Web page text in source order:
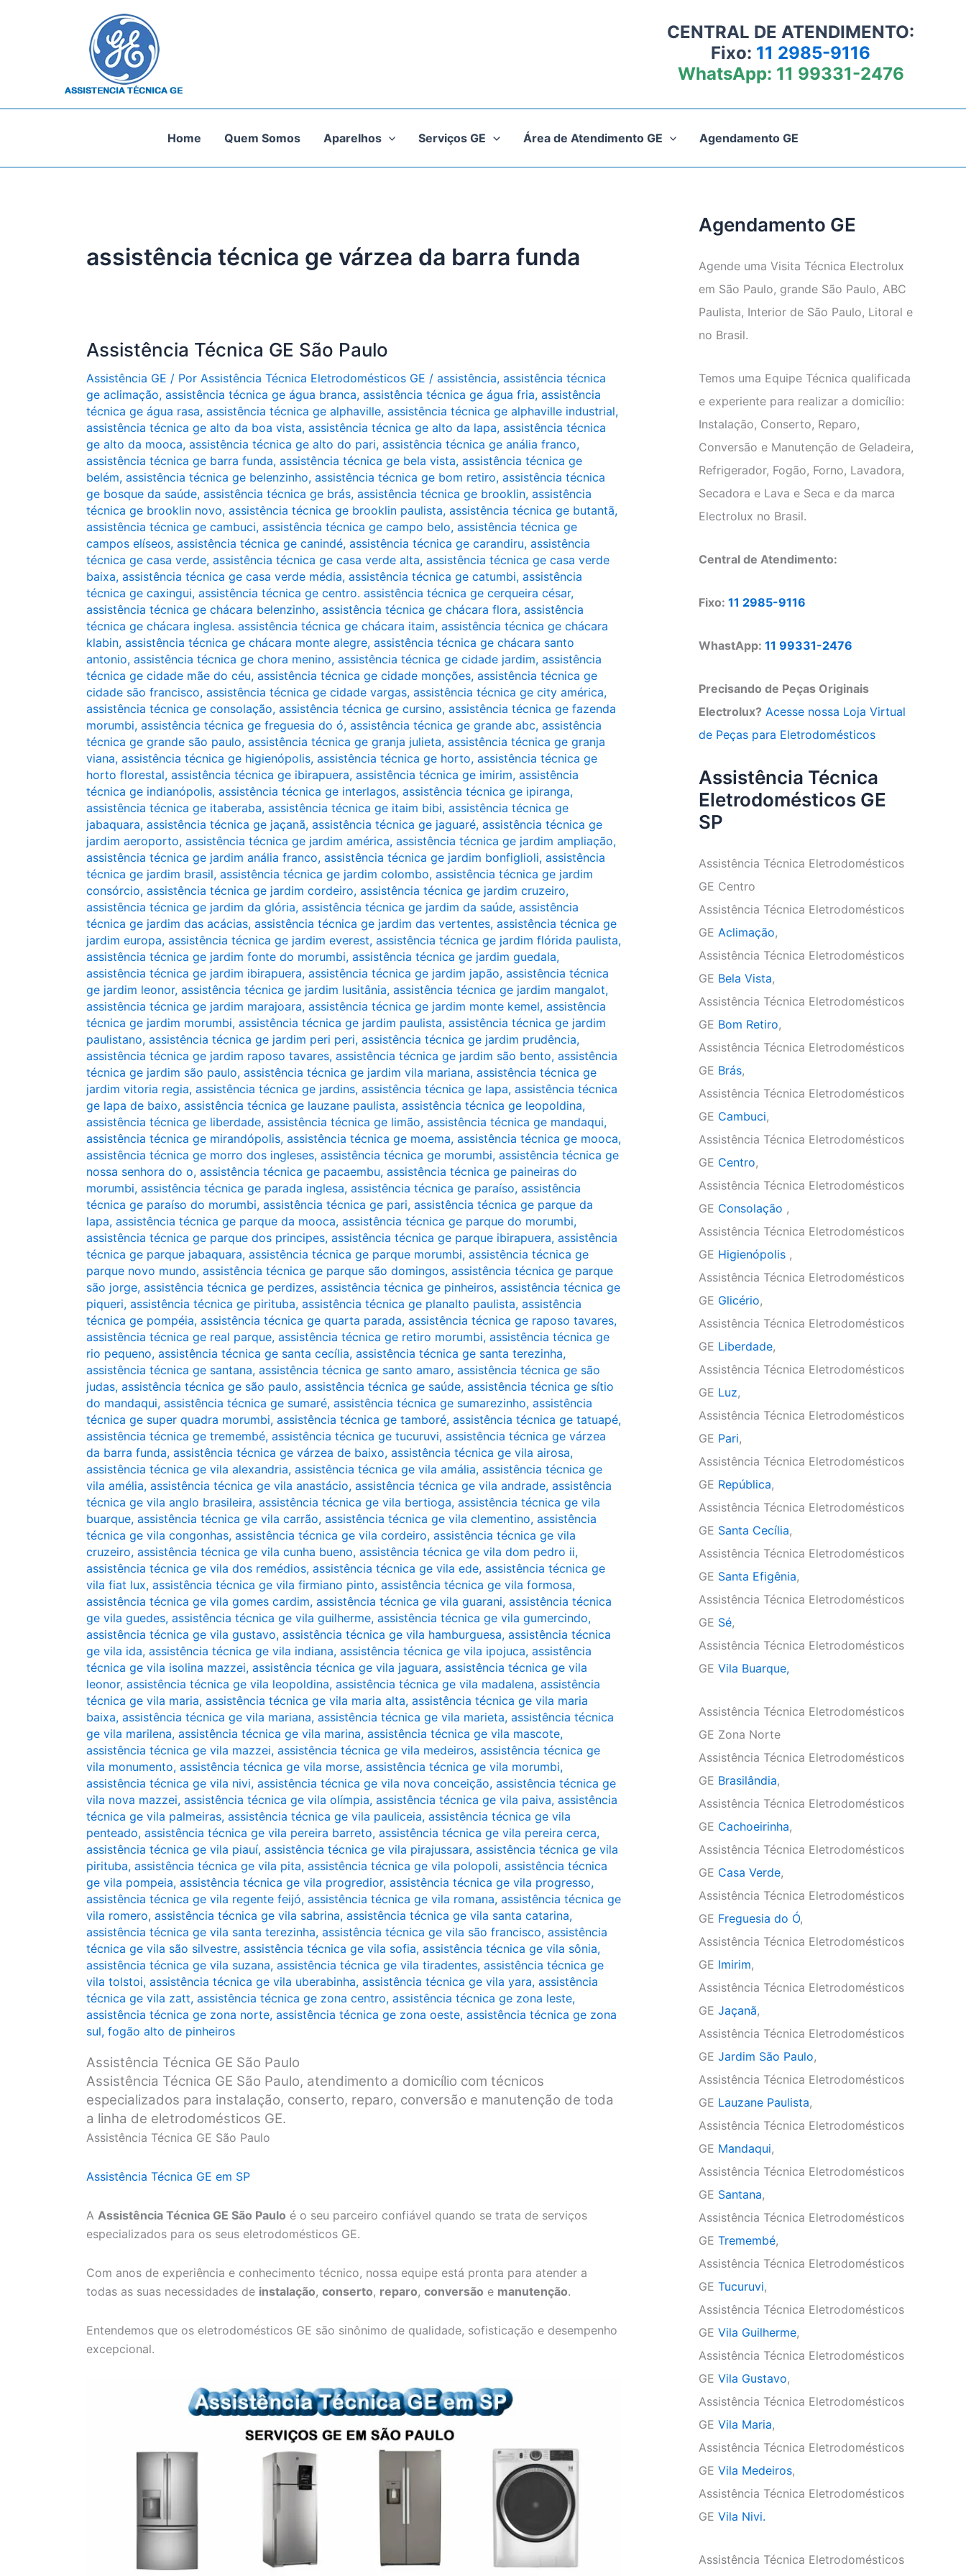
CENTRAL DE ATENDIMENTO:
Fixo: 11 2985-9116
WhatsApp: 11 99331-2476
Home Quem Somos Aparelhos Serviços GE Área de Atendimento GE Agendamento GE
assistência técnica ge várzea da barra funda
Assistência Técnica GE São Paulo
Assistência GE / Por Assistência Técnica Eletrodomésticos GE / assistência, assistência técnica
ge aclimação, assistência técnica ge água branca, assistência técnica ge água fria, assistência
técnica ge água rasa, assistência técnica ge alphaville, assistência técnica ge alphaville industrial,
assistência técnica ge alto da boa vista, assistência técnica ge alto da lapa, assistência técnica
ge alto da mooca, assistência técnica ge alto do pari, assistência técnica ge anália franco,
assistência técnica ge barra funda, assistência técnica ge bela vista, assistência técnica ge
belém, assistência técnica ge belenzinho, assistência técnica ge bom retiro, assistência técnica
ge bosque da saúde, assistência técnica ge brás, assistência técnica ge brooklin, assistência
técnica ge brooklin novo, assistência técnica ge brooklin paulista, assistência técnica ge butantã,
assistência técnica ge cambuci, assistência técnica ge campo belo, assistência técnica ge
campos elíseos, assistência técnica ge canindé, assistência técnica ge carandiru, assistência
técnica ge casa verde, assistência técnica ge casa verde alta, assistência técnica ge casa verde
baixa, assistência técnica ge casa verde média, assistência técnica ge catumbi, assistência
técnica ge caxingui, assistência técnica ge centro. assistência técnica ge cerqueira césar,
assistência técnica ge chácara belenzinho, assistência técnica ge chácara flora, assistência
técnica ge chácara inglesa. assistência técnica ge chácara itaim, assistência técnica ge chácara
klabin, assistência técnica ge chácara monte alegre, assistência técnica ge chácara santo
antonio, assistência técnica ge chora menino, assistência técnica ge cidade jardim, assistência
técnica ge cidade mãe do céu, assistência técnica ge cidade monções, assistência técnica ge
cidade são francisco, assistência técnica ge cidade vargas, assistência técnica ge city américa,
assistência técnica ge consolação, assistência técnica ge cursino, assistência técnica ge fazenda
morumbi, assistência técnica ge freguesia do ó, assistência técnica ge grande abc, assistência
técnica ge grande são paulo, assistência técnica ge granja julieta, assistência técnica ge granja
viana, assistência técnica ge higienópolis, assistência técnica ge horto, assistência técnica ge
horto florestal, assistência técnica ge ibirapuera, assistência técnica ge imirim, assistência
técnica ge indianópolis, assistência técnica ge interlagos, assistência técnica ge ipiranga,
assistência técnica ge itaberaba, assistência técnica ge itaim bibi, assistência técnica ge
jabaquara, assistência técnica ge jaçanã, assistência técnica ge jaguaré, assistência técnica ge
jardim aeroporto, assistência técnica ge jardim américa, assistência técnica ge jardim ampliação,
assistência técnica ge jardim anália franco, assistência técnica ge jardim bonfiglioli, assistência
técnica ge jardim brasil, assistência técnica ge jardim colombo, assistência técnica ge jardim
consórcio, assistência técnica ge jardim cordeiro, assistência técnica ge jardim cruzeiro,
assistência técnica ge jardim da glória, assistência técnica ge jardim da saúde, assistência
técnica ge jardim das acácias, assistência técnica ge jardim das vertentes, assistência técnica ge
jardim europa, assistência técnica ge jardim everest, assistência técnica ge jardim flórida paulista,
assistência técnica ge jardim fonte do morumbi, assistência técnica ge jardim guedala,
assistência técnica ge jardim ibirapuera, assistência técnica ge jardim japão, assistência técnica
ge jardim leonor, assistência técnica ge jardim lusitânia, assistência técnica ge jardim mangalot,
assistência técnica ge jardim marajoara, assistência técnica ge jardim monte kemel, assistência
técnica ge jardim morumbi, assistência técnica ge jardim paulista, assistência técnica ge jardim
paulistano, assistência técnica ge jardim peri peri, assistência técnica ge jardim prudência,
assistência técnica ge jardim raposo tavares, assistência técnica ge jardim são bento, assistência
técnica ge jardim são paulo, assistência técnica ge jardim vila mariana, assistência técnica ge
jardim vitoria regia, assistência técnica ge jardins, assistência técnica ge lapa, assistência técnica
ge lapa de baixo, assistência técnica ge lauzane paulista, assistência técnica ge leopoldina,
assistência técnica ge liberdade, assistência técnica ge limão, assistência técnica ge mandaqui,
assistência técnica ge mirandópolis, assistência técnica ge moema, assistência técnica ge mooca,
assistência técnica ge morro dos ingleses, assistência técnica ge morumbi, assistência técnica ge
nossa senhora do o, assistência técnica ge pacaembu, assistência técnica ge paineiras do
morumbi, assistência técnica ge parada inglesa, assistência técnica ge paraíso, assistência
técnica ge paraíso do morumbi, assistência técnica ge pari, assistência técnica ge parque da
lapa, assistência técnica ge parque da mooca, assistência técnica ge parque do morumbi,
assistência técnica ge parque dos principes, assistência técnica ge parque ibirapuera, assistência
técnica ge parque jabaquara, assistência técnica ge parque morumbi, assistência técnica ge
parque novo mundo, assistência técnica ge parque são domingos, assistência técnica ge parque
são jorge, assistência técnica ge perdizes, assistência técnica ge pinheiros, assistência técnica ge
piqueri, assistência técnica ge pirituba, assistência técnica ge planalto paulista, assistência
técnica ge pompéia, assistência técnica ge quarta parada, assistência técnica ge raposo tavares,
assistência técnica ge real parque, assistência técnica ge retiro morumbi, assistência técnica ge
rio pequeno, assistência técnica ge santa cecília, assistência técnica ge santa terezinha,
assistência técnica ge santana, assistência técnica ge santo amaro, assistência técnica ge são
judas, assistência técnica ge são paulo, assistência técnica ge saúde, assistência técnica ge sítio
do mandaqui, assistência técnica ge sumaré, assistência técnica ge sumarezinho, assistência
técnica ge super quadra morumbi, assistência técnica ge tamboré, assistência técnica ge tatuapé,
assistência técnica ge tremembé, assistência técnica ge tucuruvi, assistência técnica ge várzea
da barra funda, assistência técnica ge várzea de baixo, assistência técnica ge vila airosa,
assistência técnica ge vila alexandria, assistência técnica ge vila amália, assistência técnica ge
vila amélia, assistência técnica ge vila anastácio, assistência técnica ge vila andrade, assistência
técnica ge vila anglo brasileira, assistência técnica ge vila bertioga, assistência técnica ge vila
buarque, assistência técnica ge vila carrão, assistência técnica ge vila clementino, assistência
técnica ge vila congonhas, assistência técnica ge vila cordeiro, assistência técnica ge vila
cruzeiro, assistência técnica ge vila cunha bueno, assistência técnica ge vila dom pedro ii,
assistência técnica ge vila dos remédios, assistência técnica ge vila ede, assistência técnica ge
vila fiat lux, assistência técnica ge vila firmiano pinto, assistência técnica ge vila formosa,
assistência técnica ge vila gomes cardim, assistência técnica ge vila guarani, assistência técnica
ge vila guedes, assistência técnica ge vila guilherme, assistência técnica ge vila gumercindo,
assistência técnica ge vila gustavo, assistência técnica ge vila hamburguesa, assistência técnica
ge vila ida, assistência técnica ge vila indiana, assistência técnica ge vila ipojuca, assistência
técnica ge vila isolina mazzei, assistência técnica ge vila jaguara, assistência técnica ge vila
leonor, assistência técnica ge vila leopoldina, assistência técnica ge vila madalena, assistência
técnica ge vila maria, assistência técnica ge vila maria alta, assistência técnica ge vila maria
baixa, assistência técnica ge vila mariana, assistência técnica ge vila marieta, assistência técnica
ge vila marilena, assistência técnica ge vila marina, assistência técnica ge vila mascote,
assistência técnica ge vila mazzei, assistência técnica ge vila medeiros, assistência técnica ge
vila monumento, assistência técnica ge vila morse, assistência técnica ge vila morumbi,
assistência técnica ge vila nivi, assistência técnica ge vila nova conceição, assistência técnica ge
vila nova mazzei, assistência técnica ge vila olímpia, assistência técnica ge vila paiva, assistência
técnica ge vila palmeiras, assistência técnica ge vila pauliceia, assistência técnica ge vila
penteado, assistência técnica ge vila pereira barreto, assistência técnica ge vila pereira cerca,
assistência técnica ge vila piauí, assistência técnica ge vila pirajussara, assistência técnica ge vila
pirituba, assistência técnica ge vila pita, assistência técnica ge vila polopoli, assistência técnica
ge vila pompeia, assistência técnica ge vila progredior, assistência técnica ge vila progresso,
assistência técnica ge vila regente feijó, assistência técnica ge vila romana, assistência técnica ge
vila romero, assistência técnica ge vila sabrina, assistência técnica ge vila santa catarina,
assistência técnica ge vila santa terezinha, assistência técnica ge vila são francisco, assistência
técnica ge vila são silvestre, assistência técnica ge vila sofia, assistência técnica ge vila sônia,
assistência técnica ge vila suzana, assistência técnica ge vila tiradentes, assistência técnica ge
vila tolstoi, assistência técnica ge vila uberabinha, assistência técnica ge vila yara, assistência
técnica ge vila zatt, assistência técnica ge zona centro, assistência técnica ge zona leste,
assistência técnica ge zona norte, assistência técnica ge zona oeste, assistência técnica ge zona
sul, fogão alto de pinheiros
Assistência Técnica GE São Paulo
Assistência Técnica GE São Paulo, atendimento a domicílio com técnicos
especializados para instalação, conserto, reparo, conversão e manutenção de toda
a linha de eletrodomésticos GE.
Assistência Técnica GE São Paulo
Assistência Técnica GE em SP
A Assistência Técnica GE São Paulo é o seu parceiro confiável quando se trata de serviços
especializados para os seus eletrodomésticos GE.
Com anos de experiência e conhecimento técnico, nossa equipe está pronta para atender a
todas as suas necessidades de instalação, conserto, reparo, conversão e manutenção.
Entendemos que os eletrodomésticos GE são sinônimo de qualidade, sofisticação e desempenho
excepcional.
Agendamento GE
Agende uma Visita Técnica Electrolux
em São Paulo, grande São Paulo, ABC
Paulista, Interior de São Paulo, Litoral e
no Brasil.
Temos uma Equipe Técnica qualificada
e experiente para realizar a domicílio:
Instalação, Conserto, Reparo,
Conversão e Manutenção de Geladeira,
Refrigerador, Fogão, Forno, Lavadora,
Secadora e Lava e Seca e da marca
Electrolux no Brasil.
Central de Atendimento:
Fixo: 11 2985-9116
WhastApp: 11 99331-2476
Precisando de Peças Originais
Electrolux? Acesse nossa Loja Virtual
de Peças para Eletrodomésticos
Assistência Técnica
Eletrodomésticos GE
SP
Assistência Técnica Eletrodomésticos
GE Centro
Assistência Técnica Eletrodomésticos
GE Aclimação,
Assistência Técnica Eletrodomésticos
GE Bela Vista,
Assistência Técnica Eletrodomésticos
GE Bom Retiro,
Assistência Técnica Eletrodomésticos
GE Brás,
Assistência Técnica Eletrodomésticos
GE Cambuci,
Assistência Técnica Eletrodomésticos
GE Centro,
Assistência Técnica Eletrodomésticos
GE Consolação ,
Assistência Técnica Eletrodomésticos
GE Higienópolis ,
Assistência Técnica Eletrodomésticos
GE Glicério,
Assistência Técnica Eletrodomésticos
GE Liberdade,
Assistência Técnica Eletrodomésticos
GE Luz,
Assistência Técnica Eletrodomésticos
GE Pari,
Assistência Técnica Eletrodomésticos
GE República,
Assistência Técnica Eletrodomésticos
GE Santa Cecília,
Assistência Técnica Eletrodomésticos
GE Santa Efigênia,
Assistência Técnica Eletrodomésticos
GE Sé,
Assistência Técnica Eletrodomésticos
GE Vila Buarque,
Assistência Técnica Eletrodomésticos
GE Zona Norte
Assistência Técnica Eletrodomésticos
GE Brasilândia,
Assistência Técnica Eletrodomésticos
GE Cachoeirinha,
Assistência Técnica Eletrodomésticos
GE Casa Verde,
Assistência Técnica Eletrodomésticos
GE Freguesia do Ó,
Assistência Técnica Eletrodomésticos
GE Imirim,
Assistência Técnica Eletrodomésticos
GE Jaçanã,
Assistência Técnica Eletrodomésticos
GE Jardim São Paulo,
Assistência Técnica Eletrodomésticos
GE Lauzane Paulista,
Assistência Técnica Eletrodomésticos
GE Mandaqui,
Assistência Técnica Eletrodomésticos
GE Santana,
Assistência Técnica Eletrodomésticos
GE Tremembé,
Assistência Técnica Eletrodomésticos
GE Tucuruvi,
Assistência Técnica Eletrodomésticos
GE Vila Guilherme,
Assistência Técnica Eletrodomésticos
GE Vila Gustavo,
Assistência Técnica Eletrodomésticos
GE Vila Maria,
Assistência Técnica Eletrodomésticos
GE Vila Medeiros,
Assistência Técnica Eletrodomésticos
GE Vila Nivi.
Assistência Técnica Eletrodomésticos